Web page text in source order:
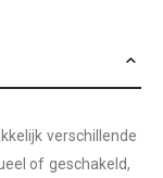
verschillende
of geschakeld,